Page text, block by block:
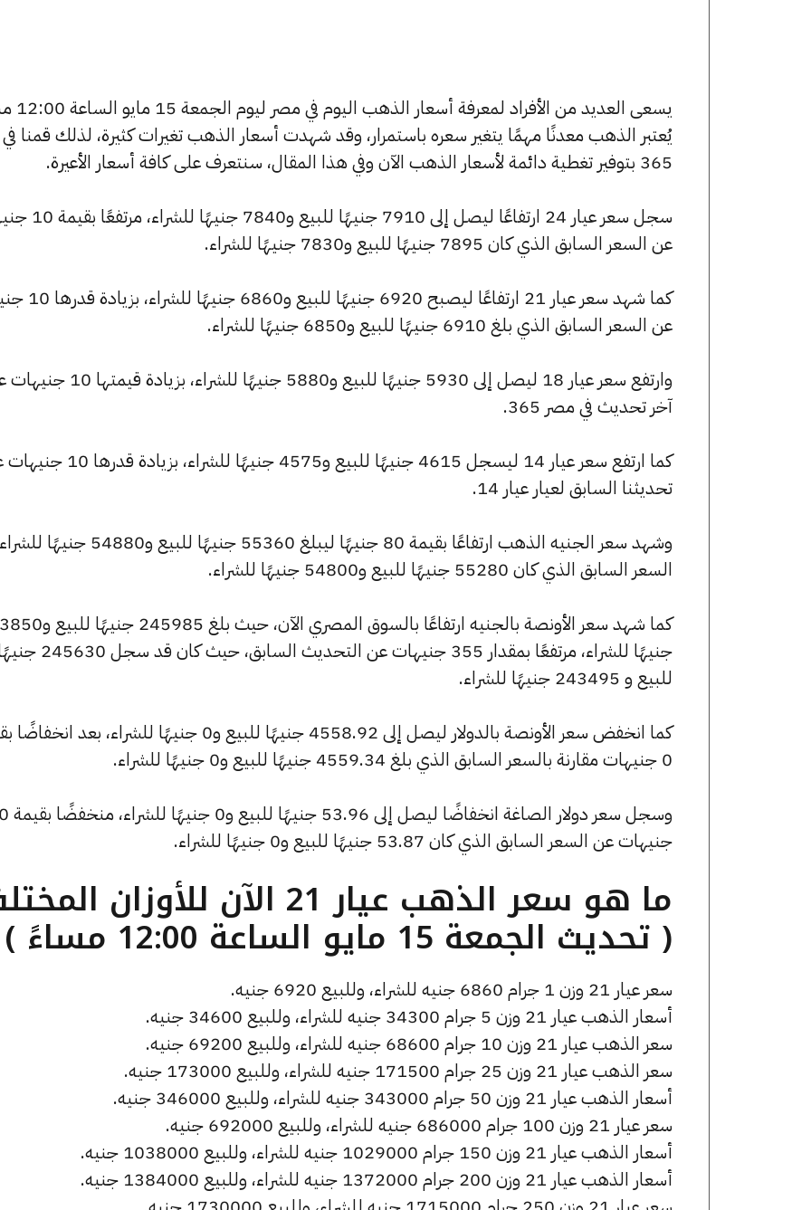
يسعى العديد من
يُعتبر الذهب معدنًا مهمًا يتغير سعره باستمرار، وقد شهدت أسعار الذهب تغيرات كثيرة، لذلك قمنا
365 بتوفير تغطية دائمة لأسعار الذهب الآن وفي هذا المقال، سنتعرف على كافة أسعار الأعيرة.
سجل سعر عيار 24 ارتفاعًا ليصل إلى 7910
عن السعر السابق الذي كان 7895 جنيهًا للبيع و7830 جنيهًا للشراء.
كما شهد سعر عيار 21 ارتفاعًا
عن السعر السابق الذي بلغ 6910 جنيهًا للبيع و6850 جنيهًا للشراء.
وارتفع سعر عيار 18 ليصل إلى 5930 جنيهًا للبيع و5880 جنيهًا للشراء،
آخر تحديث في مصر 365.
كما ارتفع سعر عيار 14 ليسجل 4615 جنيهًا للبيع و4575 جنيهًا للشراء،
تحديثنا السابق لعيار عيار 14.
وشهد سعر الجنيه الذهب ارتفاعًا بقيمة 80 جنيهًا ليبلغ 55360 جنيهًا
السعر السابق الذي كان 55280 جنيهًا للبيع و54800 جنيهًا للشراء.
كما شهد سعر الأونصة بالجنيه ارتفاعًا بالسوق المصري
جنيهًا للشراء، مرتفعًا بمقدار 355 جنيهات عن التحديث السابق، حيث كان قد
للبيع و 243495 جنيهًا للشراء.
كما انخفض سعر الأونصة بالدولار ليصل إلى 4558.92 جنيهًا للبيع و0 جنيهًا للشراء، بعد
0 جنيهات مقارنة بالسعر السابق الذي بلغ 4559.34 جنيهًا للبيع و0 جنيهًا للشراء.
وسجل سعر دولار الصاغة انخفاضًا ليصل إلى 53.96 جنيهًا للبيع و0 جنيهًا للشراء، منخفضًا بقيمة 0
جنيهات عن السعر السابق الذي كان 53.87 جنيهًا للبيع و0 جنيهًا للشراء.
ما هو سعر الذهب عيار 21 الآن للأوزان
( تحديث الجمعة 15 مايو الساعة 12:00 مساءً )
سعر عيار 21 وزن 1 جرام 6860 جنيه للشراء، وللبيع 6920 جنيه.
أسعار الذهب عيار 21 وزن 5 جرام 34300 جنيه للشراء، وللبيع 34600 جنيه.
سعر الذهب عيار 21 وزن 10 جرام 68600 جنيه للشراء، وللبيع 69200 جنيه.
سعر الذهب عيار 21 وزن 25 جرام 171500 جنيه للشراء، وللبيع 173000 جنيه.
أسعار الذهب عيار 21 وزن 50 جرام 343000 جنيه للشراء، وللبيع 346000 جنيه.
سعر عيار 21 وزن 100 جرام 686000 جنيه للشراء، وللبيع 692000 جنيه.
أسعار الذهب عيار 21 وزن 150 جرام 1029000 جنيه للشراء، وللبيع 1038000 جنيه.
أسعار الذهب عيار 21 وزن 200 جرام 1372000 جنيه للشراء، وللبيع 1384000 جنيه.